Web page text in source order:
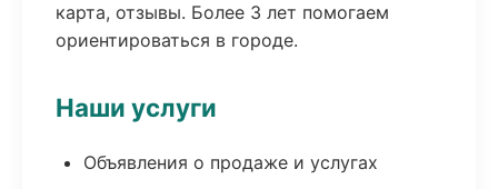
карта, отзывы. Более 3 лет помогаем
ориентироваться в городе.
Наши услуги
Объявления о продаже и услугах